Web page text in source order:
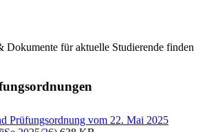
Dokumente für aktuelle Studierende finden
Prüfungsordnung vom 22. Mai 2025